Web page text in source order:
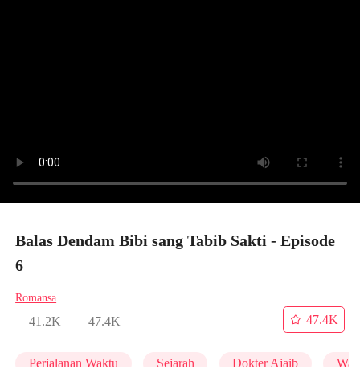
Balas Dendam Bibi sang Tabib Sakti - Episode
6
Romansa
41.2K 47.4K
47.4K
Perjalanan Waktu Sejarah Dokter Ajaib